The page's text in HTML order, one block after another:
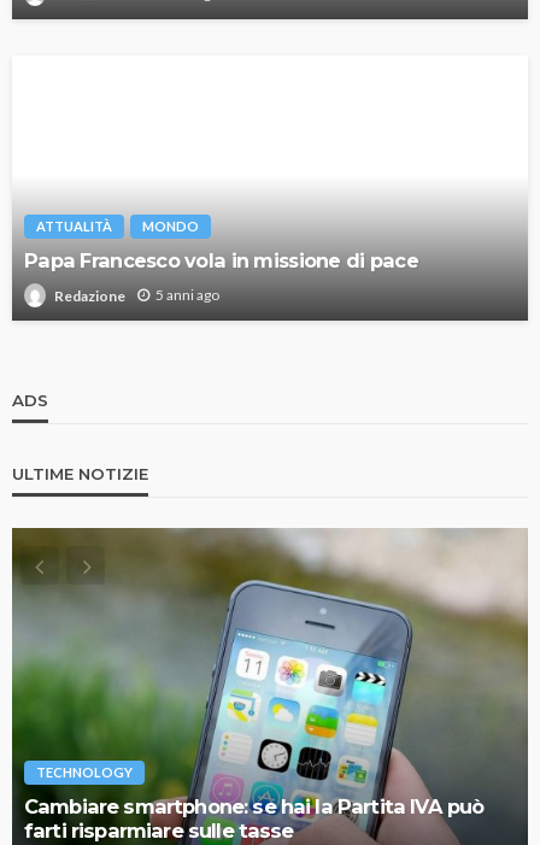
ATTUALITÀ MONDO
Papa Francesco vola in missione di pace
Redazione 5 anni ago
ADS
ULTIME NOTIZIE
TECHNOLOGY
Cambiare smartphone: se hai la Partita IVA può
farti risparmiare sulle tasse